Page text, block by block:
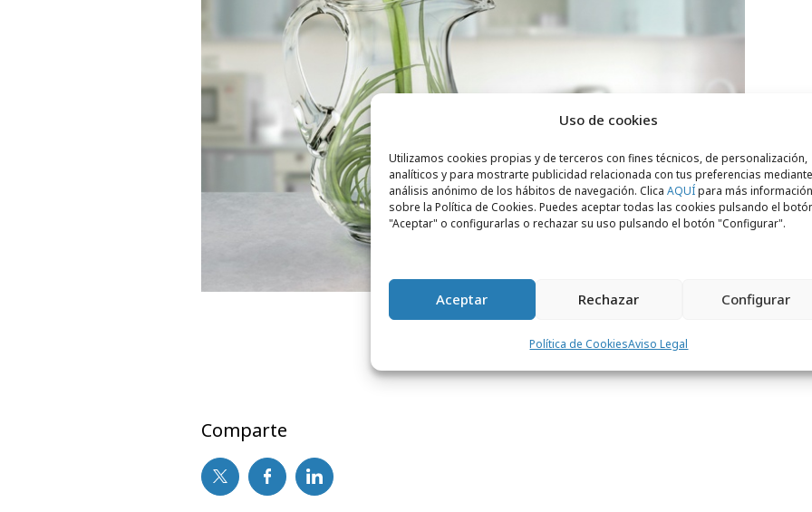
Uso de cookies
Utilizamos cookies propias y de terceros con fines técnicos, de personalización,
analíticos y para mostrarte publicidad relacionada con tus preferencias
análisis anónimo de los hábitos de navegación. Clica AQUÍpara más información
sobre la Política de Cookies. Puedes aceptar todas las cookies pulsando el
"Aceptar" o configurarlas o rechazar su uso pulsando el botón "Configurar".
Aceptar Rechazar Configurar
Política de CookiesAviso Legal
Comparte